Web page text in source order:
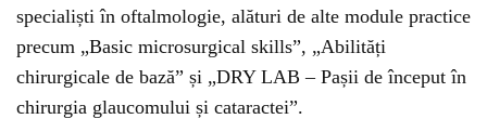
specialiști în oftalmologie, alături de alte module practice
precum „Basic microsurgical skills”, „Abilități
chirurgicale de bază” și „DRY LAB – Pașii de început în
chirurgia glaucomului și cataractei”.